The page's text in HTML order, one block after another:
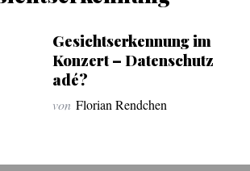
Gesichtserkennung im
Konzert – Datenschutz
adé?
von Florian Rendchen